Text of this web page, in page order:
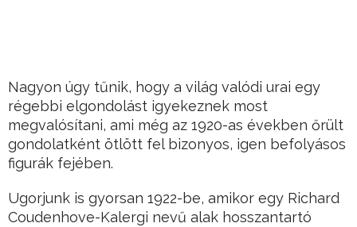
Nagyon úgy tűnik, hogy a világ valódi urai egy
régebbi elgondolást igyekeznek most
megvalósítani, ami még az 1920-as években őrült
gondolatként ötlött fel bizonyos, igen befolyásos
figurák fejében.
Ugorjunk is gyorsan 1922-be, amikor egy Richard
Coudenhove-Kalergi nevű alak hosszantartó